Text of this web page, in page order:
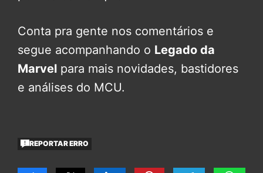
Conta pra gente nos comentários e
segue acompanhando o Legado da
Marvel para mais novidades, bastidores
e análises do MCU.
REPORTAR ERRO